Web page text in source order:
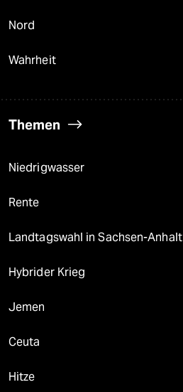
Nord
Wahrheit
Themen
Niedrigwasser
Rente
Landtagswahl in Sachsen-Anhalt
Hybrider Krieg
Jemen
Ceuta
Hitze